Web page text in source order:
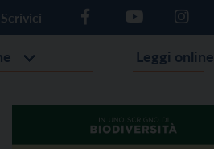
Scrivici
Leggi online